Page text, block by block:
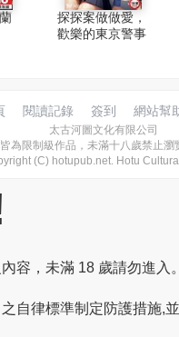
探探案做做愛，
歡樂的東京警事
閱讀記錄 簽到 網站幫
太古河圖文化有限公司
為限制級作品，未滿十八歲禁止瀏
(C) hotupub.net. Hotu
容，未滿 18 歲請勿進入
自律標準制定防護措施,